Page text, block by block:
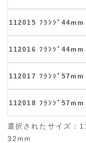
112015 ﾌﾗﾝｼﾞ
112016 ﾌﾗﾝｼﾞ
112017 ﾌﾗﾝｼﾞ
112018 ﾌﾗﾝｼﾞ
選択されたサイズ：
32mm